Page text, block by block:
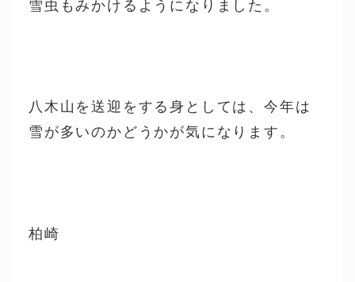
雪虫もみかけるようになりました。
八木山を送迎をする身としては、今年は
雪が多いのかどうかが気になります。
柏崎